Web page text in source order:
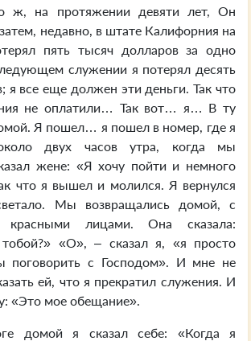
ж, на протяжении девяти лет, Он
недавно, в штате Калифорния на
пять тысяч долларов за одно
служении я потерял десять
я все еще должен эти деньги. Так что
не оплатили… Так вот… я… В ту
Я пошел… я пошел в номер, где я
двух часов утра, когда мы
жене: «Я хочу пойти и немного
что я вышел и молился. Я вернулся
Мы возвращались домой, с
красными лицами. Она сказала:
«О», – сказал я, «я просто
поговорить с Господом». И мне не
ей, что я прекратил служения. И
«Это мое обещание».
домой я сказал себе: «Когда я